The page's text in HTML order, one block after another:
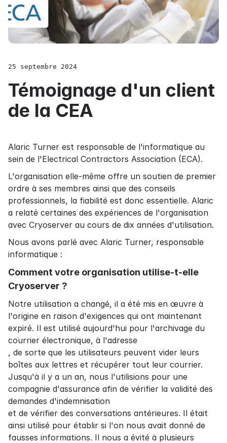
25 septembre 2024
Témoignage d'un client
de la CEA
Alaric Turner est responsable de l'informatique au
sein de l'Electrical Contractors Association (ECA).
L'organisation elle-même offre un soutien de premier
ordre à ses membres ainsi que des conseils
professionnels, la fiabilité est donc essentielle. Alaric
a relaté certaines des expériences de l'organisation
avec Cryoserver au cours de dix années d'utilisation.
Nous avons parlé avec Alaric Turner, responsable
informatique :
Comment votre organisation utilise-t-elle
Cryoserver ?
Notre utilisation a changé, il a été mis en œuvre à
l'origine en raison d'exigences qui ont maintenant
expiré. Il est utilisé aujourd'hui pour l'archivage du
courrier électronique, à l'adresse
, de sorte que les utilisateurs peuvent vider leurs
boîtes aux lettres et récupérer tout leur courrier.
Jusqu'à il y a un an, nous l'utilisions pour une
compagnie d'assurance afin de vérifier la validité des
demandes d'indemnisation
et de vérifier des conversations antérieures. Il était
ainsi utilisé pour établir si l'on nous avait donné de
fausses informations. Il nous a évité à plusieurs